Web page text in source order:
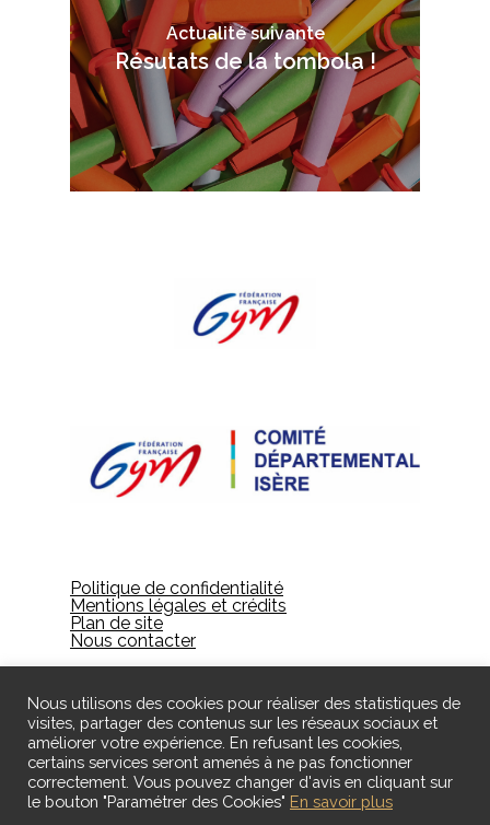
Actualité suivante
Résutats de la tombola !
Politique de confidentialité
Mentions légales et crédits
Plan de site
Nous contacter
© 2024 Gières Gymnastique - Designed by ID
Nous utilisons des cookies pour réaliser des statistiques de
visites, partager des contenus sur les réseaux sociaux et
améliorer votre expérience. En refusant les cookies,
certains services seront amenés à ne pas fonctionner
correctement. Vous pouvez changer d'avis en cliquant sur
le bouton "Paramétrer des Cookies" En savoir plus